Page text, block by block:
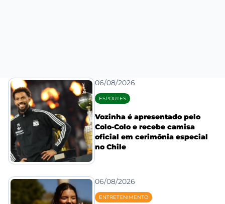
06/08/2026
ESPORTES
Vozinha é apresentado pelo
Colo-Colo e recebe camisa
oficial em cerimônia especial
no Chile
06/08/2026
ENTRETENIMENTO